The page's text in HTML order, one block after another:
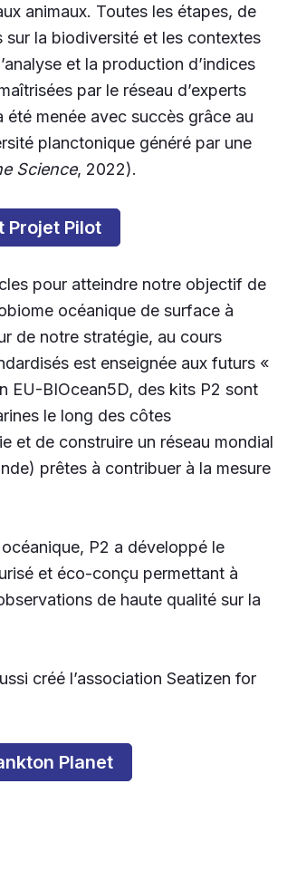
animaux. Toutes les étapes, de
sur la biodiversité et les contextes
et la production d’indices
par le réseau d’experts
menée avec succès grâce au
planctonique généré par une
Science, 2022).
Projet Pilot
pour atteindre notre objectif de
océanique de surface à
de notre stratégie, au cours
est enseignée aux futurs «
EU-BIOcean5D, des kits P2 sont
le long des côtes
et de construire un réseau mondial
prêtes à contribuer à la mesure
P2 a développé le
et éco-conçu permettant à
de haute qualité sur la
créé l’association Seatizen for
Planet